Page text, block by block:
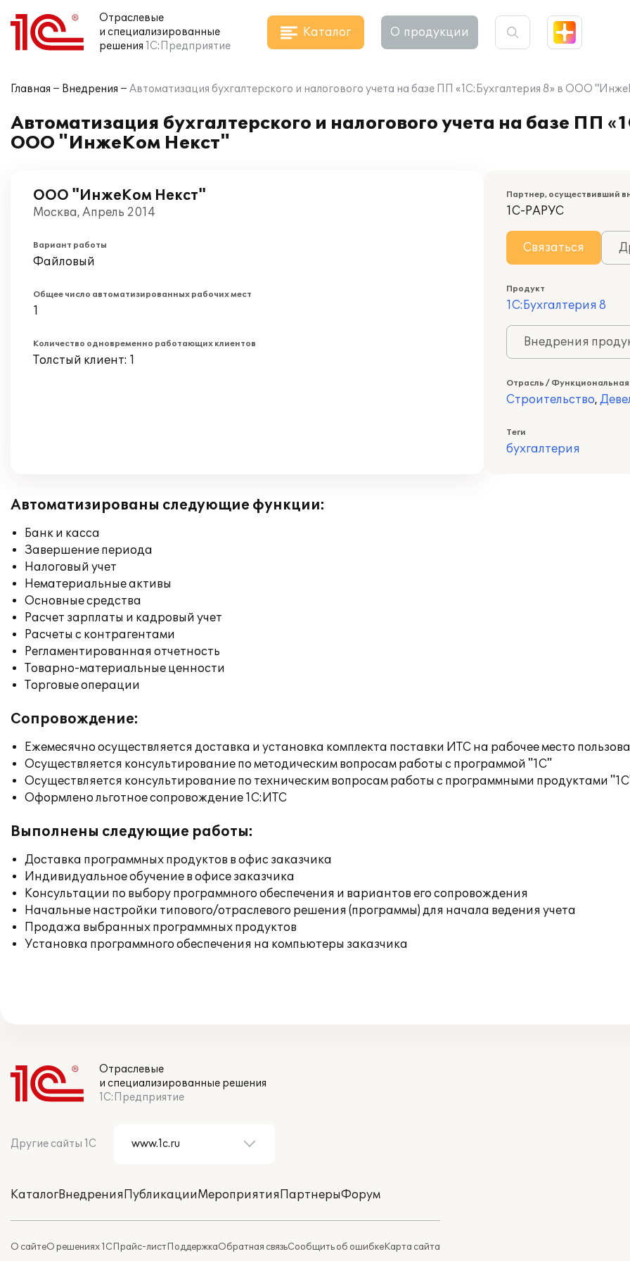
Отраслевые
и специализированные
решения 1С:Предприятие
Каталог О продукции
Главная Внедрения Автоматизация бухгалтерского и налогового учета на базе ПП «1С:Бухгалтерия 8» в ООО
Автоматизация бухгалтерского и налогового учета на базе ПП
ООО "ИнжеКом Некст"
ООО "ИнжеКом Некст"
Москва, Апрель 2014
Вариант работы
Файловый
Общее число автоматизированных рабочих мест
1
Количество одновременно работающих клиентов
Толстый клиент: 1
Партнер, осуществивший
1С-РАРУС
Связаться
Продукт
1С:Бухгалтерия 8
Внедрения
Отрасль / Функциональная
Строительство,
Теги
бухгалтерия
Автоматизированы следующие функции:
Банк и касса
Завершение периода
Налоговый учет
Нематериальные активы
Основные средства
Расчет зарплаты и кадровый учет
Расчеты с контрагентами
Регламентированная отчетность
Товарно-материальные ценности
Торговые операции
Сопровождение:
Ежемесячно осуществляется доставка и установка комплекта поставки ИТС на рабочее место
Осуществляется консультирование по методическим вопросам работы с программой "1С"
Осуществляется консультирование по техническим вопросам работы с программными продуктами
Оформлено льготное сопровождение 1С:ИТС
Выполнены следующие работы:
Доставка программных продуктов в офис заказчика
Индивидуальное обучение в офисе заказчика
Консультации по выбору программного обеспечения и вариантов его сопровождения
Начальные настройки типового/отраслевого решения (программы) для начала ведения учета
Продажа выбранных программных продуктов
Установка программного обеспечения на компьютеры заказчика
Отраслевые
и специализированные решения
1С:Предприятие
Другие сайты 1С
КаталогВнедренияПубликацииМероприятияПартнерыФорум
О сайтеО решениях 1СПрайс-листПоддержкаОбратная связьСообщить об ошибкеКарта сайта